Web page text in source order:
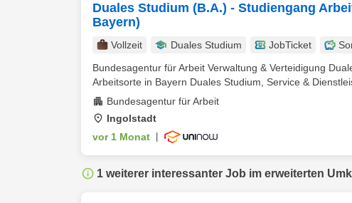
Duales Studium (B.A.) - Studiengang
Bayern)
Vollzeit Duales Studium JobTicket
Bundesagentur für Arbeit Verwaltung & Verteidigung
Arbeitsorte in Bayern Duales Studium, Service &
Bundesagentur für Arbeit
Ingolstadt
vor 1 Monat
1 weiterer interessanter Job im erweiterten